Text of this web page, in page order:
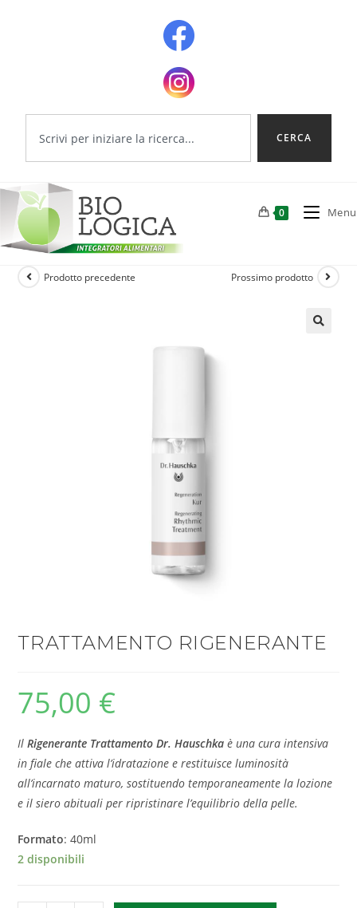
CERCA
0 Menu
Prodotto precedente Prossimo prodotto
TRATTAMENTO RIGENERANTE
75,00 €
IlRigenerante Trattamento Dr. Hauschka è una cura intensiva
in fiale che attiva l’idratazione e restituisce luminosità
all’incarnato maturo, sostituendo temporaneamente la lozione
e il siero abituali per ripristinare l’equilibrio della pelle.
Formato: 40ml
2 disponibili